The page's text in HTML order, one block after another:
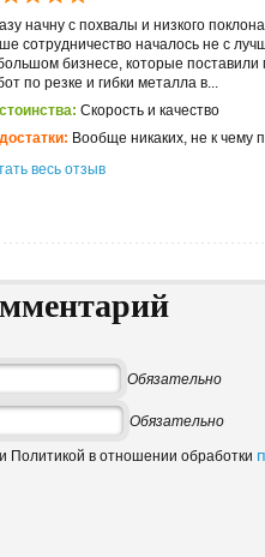
начну с похвалы и низкого
сотрудничество началось не с
бизнесе, которые
по резке и гибки металла в...
Скорость и качество
Вообще никаких, не к чему
весь отзыв
Обязательно
Обязательно
и Политикой в отношении обработки